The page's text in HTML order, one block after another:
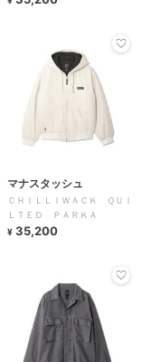
マナスタッシュ
ＣＨＩＬＬＩＷＡＣＫ ＱＵＩ
ＬＴＥＤ ＰＡＲＫＡ
¥ 35,200